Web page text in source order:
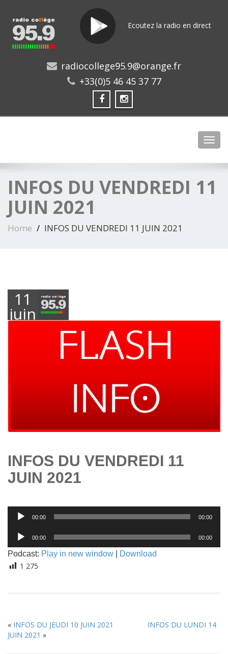
Ecoutez la radio en direct
radiocollege95.9@orange.fr
+33(0)5 46 45 37 77
INFOS DU VENDREDI 11
JUIN 2021
Home INFOS DU VENDREDI 11 JUIN 2021
11
juin
INFOS DU VENDREDI 11
JUIN 2021
Lecteur
audio
00:00 00:00
Lecteur
audio
00:00 00:00
Podcast: Play in new window Download
1 275
« INFOS DU JEUDI 10 JUIN 2021
INFOS DU LUNDI 14
JUIN 2021 »